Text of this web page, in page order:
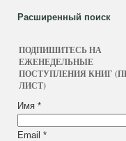
Расширенный поиск
ПОДПИШИТЕСЬ НА
ЕЖЕНЕДЕЛЬНЫЕ
ПОСТУПЛЕНИЯ КНИГ
ЛИСТ)
Имя *
Email *